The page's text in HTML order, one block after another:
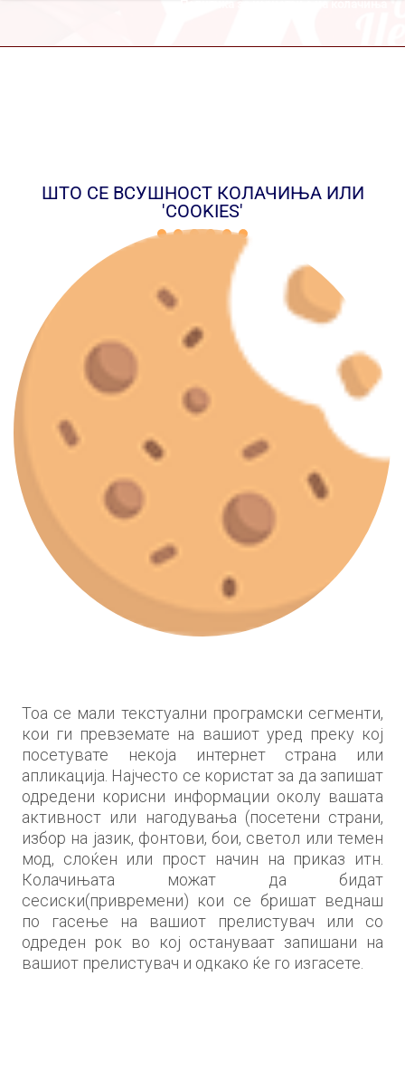
Политика за користење на колачиња
ШТО СЕ ВСУШНОСТ КОЛАЧИЊА ИЛИ
'COOKIES'
Тоа се мали текстуални програмски сегменти,
кои ги превземате на вашиот уред преку кој
посетувате некоја интернет страна или
апликација. Најчесто се користат за да запишат
одредени корисни информации околу вашата
активност или нагодувања (посетени страни,
избор на јазик, фонтови, бои, светол или темен
мод, слоќен или прост начин на приказ итн.
Колачињата можат да бидат
сесиски(привремени) кои се бришат веднаш
по гасење на вашиот прелистувач или со
одреден рок во кој остануваат запишани на
вашиот прелистувач и одкако ќе го изгасете.